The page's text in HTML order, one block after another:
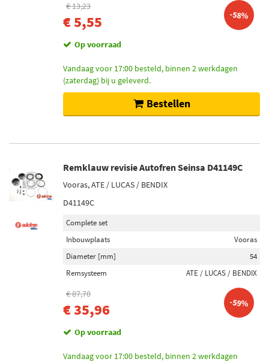
€ 13,23
€ 5,55 -58%
Op voorraad
Vandaag voor 17:00 besteld, binnen 2 werkdagen
(zaterdag) bij u geleverd.
Bestellen
Remklauw revisie Autofren Seinsa D41149C
Vooras, ATE / LUCAS / BENDIX
D41149C
Complete set
Inbouwplaats
Vooras
Diameter [mm]
54
Remsysteem
ATE / LUCAS / BENDIX
€ 87,70
€ 35,96 -59%
Op voorraad
Vandaag voor 17:00 besteld, binnen 2 werkdagen